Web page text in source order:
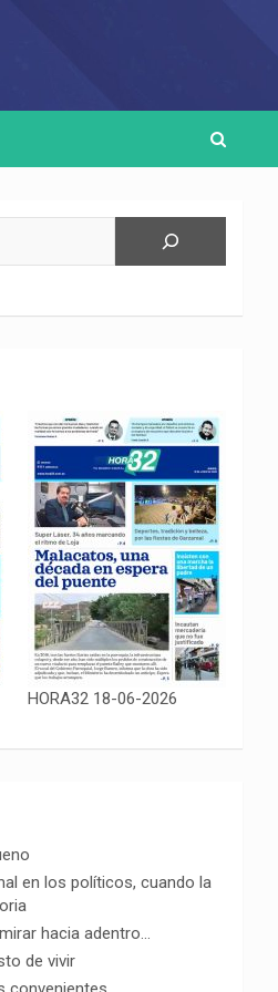
HORA32 18-06-2026
en los políticos, cuando la
hacia adentro…
de vivir